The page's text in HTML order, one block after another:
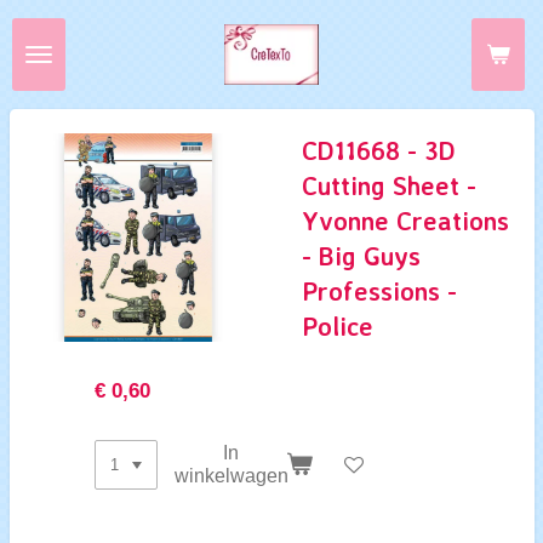
Ga
direct
de
hoofdinhoud
CD11668 - 3D
Cutting Sheet -
Yvonne Creations
- Big Guys
Professions -
Police
€ 0,60
In
winkelwagen